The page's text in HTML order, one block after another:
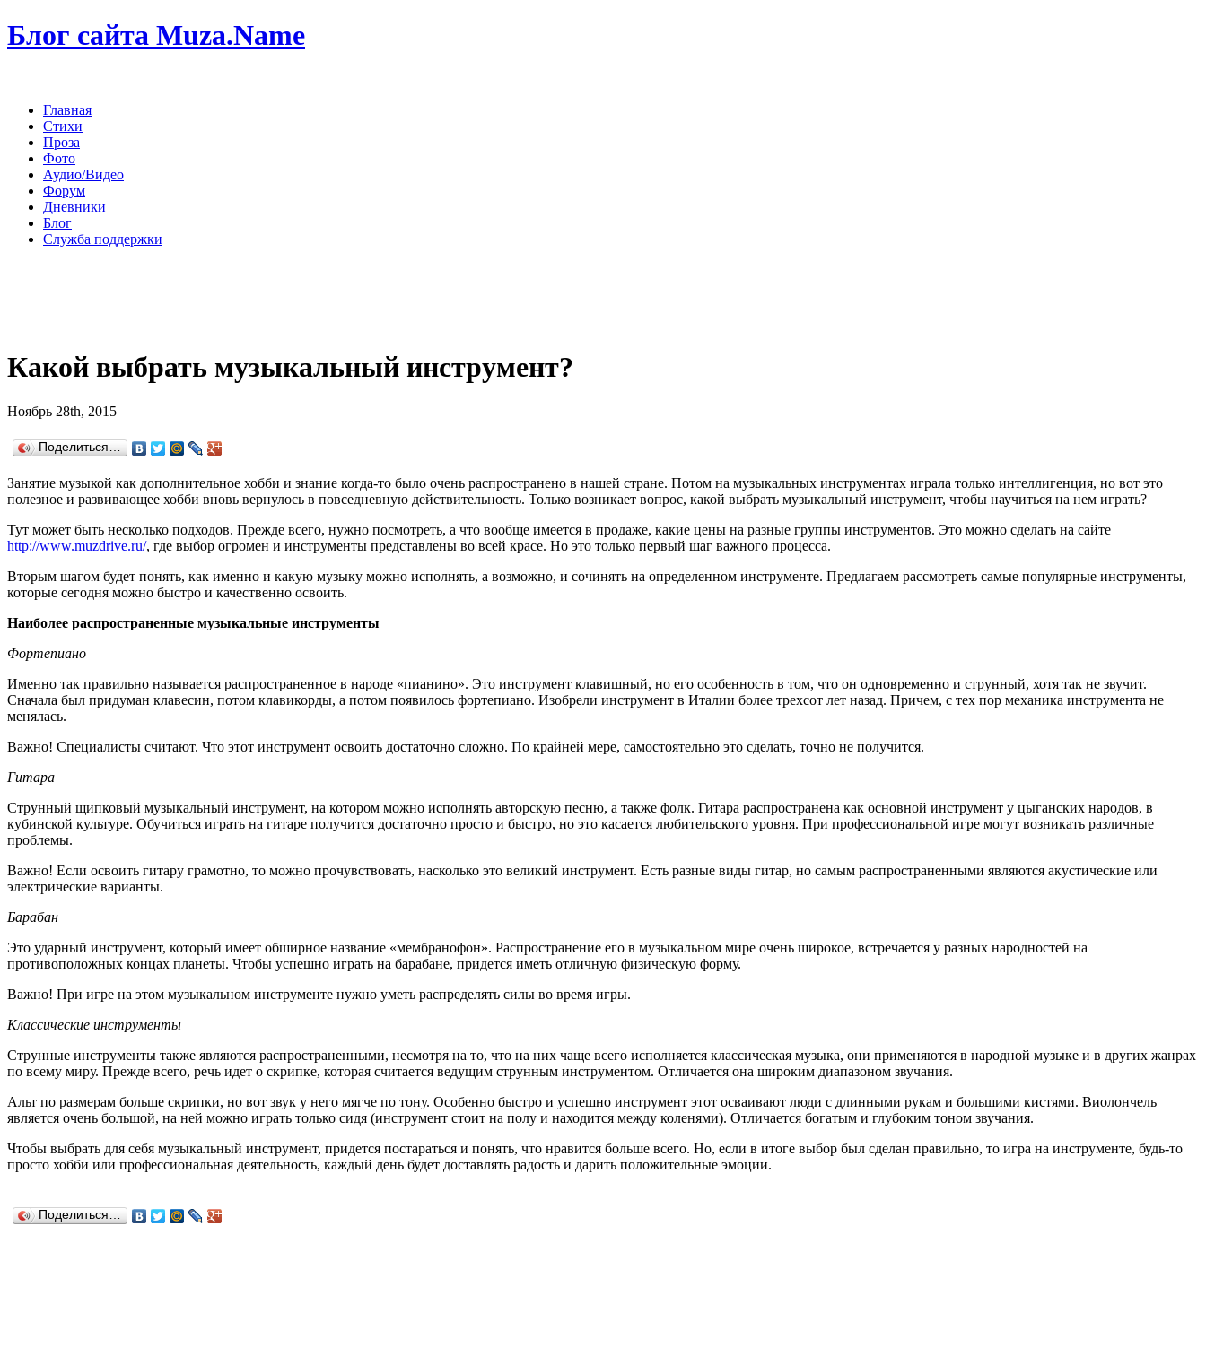
Блог сайта Muza.Name
Главная
Стихи
Проза
Фото
Аудио/Видео
Форум
Дневники
Блог
Служба поддержки
Какой выбрать музыкальный инструмент?
Ноябрь 28th, 2015
Поделиться…
Занятие музыкой как дополнительное хобби и знание когда-то было очень распространено в нашей стране. Потом на музыкальных инструментах играла только интеллигенция, но вот это
полезное и развивающее хобби вновь вернулось в повседневную действительность. Только возникает вопрос, какой выбрать музыкальный инструмент, чтобы научиться на нем играть?
Тут может быть несколько подходов. Прежде всего, нужно посмотреть, а что вообще имеется в продаже, какие цены на разные группы инструментов. Это можно сделать на сайте
http://www.muzdrive.ru/, где выбор огромен и инструменты представлены во всей красе. Но это только первый шаг важного процесса.
Вторым шагом будет понять, как именно и какую музыку можно исполнять, а возможно, и сочинять на определенном инструменте. Предлагаем рассмотреть самые популярные инструменты,
которые сегодня можно быстро и качественно освоить.
Наиболее распространенные музыкальные инструменты
Фортепиано
Именно так правильно называется распространенное в народе «пианино». Это инструмент клавишный, но его особенность в том, что он одновременно и струнный, хотя так не звучит.
Сначала был придуман клавесин, потом клавикорды, а потом появилось фортепиано. Изобрели инструмент в Италии более трехсот лет назад. Причем, с тех пор механика инструмента не
менялась.
Важно! Специалисты считают. Что этот инструмент освоить достаточно сложно. По крайней мере, самостоятельно это сделать, точно не получится.
Гитара
Струнный щипковый музыкальный инструмент, на котором можно исполнять авторскую песню, а также фолк. Гитара распространена как основной инструмент у цыганских народов, в
кубинской культуре. Обучиться играть на гитаре получится достаточно просто и быстро, но это касается любительского уровня. При профессиональной игре могут возникать различные
проблемы.
Важно! Если освоить гитару грамотно, то можно прочувствовать, насколько это великий инструмент. Есть разные виды гитар, но самым распространенными являются акустические или
электрические варианты.
Барабан
Это ударный инструмент, который имеет обширное название «мембранофон». Распространение его в музыкальном мире очень широкое, встречается у разных народностей на
противоположных концах планеты. Чтобы успешно играть на барабане, придется иметь отличную физическую форму.
Важно! При игре на этом музыкальном инструменте нужно уметь распределять силы во время игры.
Классические инструменты
Струнные инструменты также являются распространенными, несмотря на то, что на них чаще всего исполняется классическая музыка, они применяются в народной музыке и в других жанрах
по всему миру. Прежде всего, речь идет о скрипке, которая считается ведущим струнным инструментом. Отличается она широким диапазоном звучания.
Альт по размерам больше скрипки, но вот звук у него мягче по тону. Особенно быстро и успешно инструмент этот осваивают люди с длинными рукам и большими кистями. Виолончель
является очень большой, на ней можно играть только сидя (инструмент стоит на полу и находится между коленями). Отличается богатым и глубоким тоном звучания.
Чтобы выбрать для себя музыкальный инструмент, придется постараться и понять, что нравится больше всего. Но, если в итоге выбор был сделан правильно, то игра на инструменте, будь-то
просто хобби или профессиональная деятельность, каждый день будет доставлять радость и дарить положительные эмоции.
Поделиться…